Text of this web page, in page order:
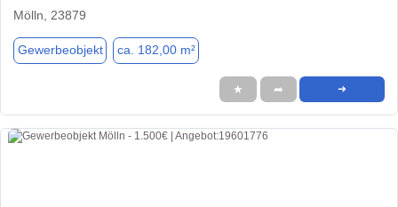
Mölln, 23879
Gewerbeobjekt ca. 182,00 m²
★ ➦ ➜